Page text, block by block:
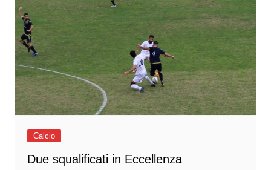
Calcio
Due squalificati in Eccellenza